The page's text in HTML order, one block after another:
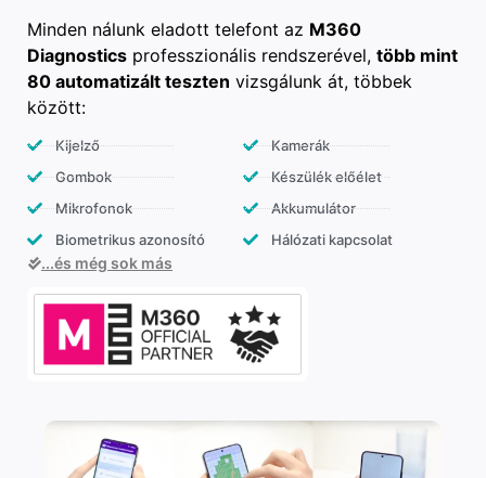
Minden nálunk eladott telefont az M360
Diagnostics professzionális rendszerével, több mint
80 automatizált teszten vizsgálunk át, többek
között:
Kijelző
Gombok
Mikrofonok
Biometrikus azonosító
Kamerák
Készülék előélet
Akkumulátor
Hálózati kapcsolat
...és még sok más